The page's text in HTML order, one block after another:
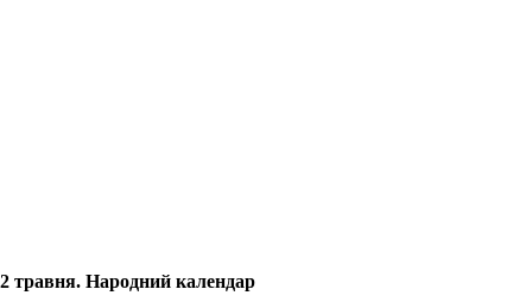
2 травня. Народний календар